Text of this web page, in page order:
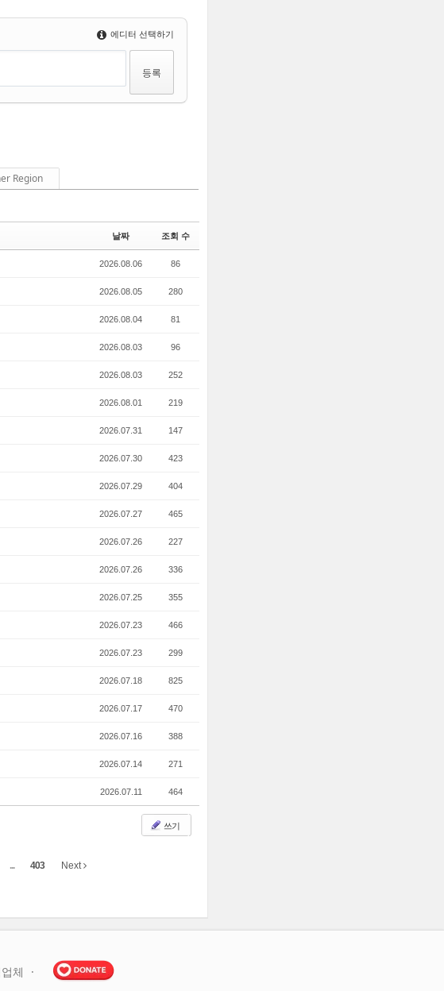
에디터 선택하기
Region
날짜 조회 수
2026.08.06 86
2026.08.05 280
2026.08.04 81
2026.08.03 96
2026.08.03 252
2026.08.01 219
2026.07.31 147
2026.07.30 423
2026.07.29 404
2026.07.27 465
2026.07.26 227
2026.07.26 336
2026.07.25 355
2026.07.23 466
2026.07.23 299
2026.07.18 825
2026.07.17 470
2026.07.16 388
2026.07.14 271
2026.07.11 464
쓰기
... 403 Next
체